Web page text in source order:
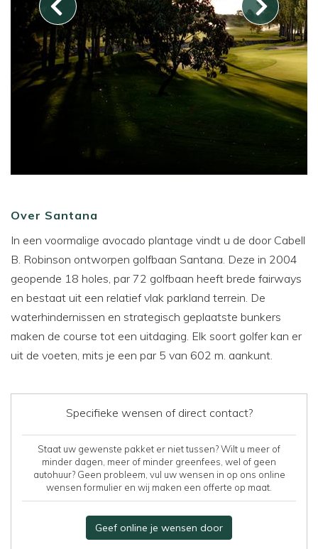
Over Santana
In een voormalige avocado plantage vindt u de door Cabell
B. Robinson ontworpen golfbaan Santana. Deze in 2004
geopende 18 holes, par 72 golfbaan heeft brede fairways
en bestaat uit een relatief vlak parkland terrein. De
waterhindernissen en strategisch geplaatste bunkers
maken de course tot een uitdaging. Elk soort golfer kan er
uit de voeten, mits je een par 5 van 602 m. aankunt.
Specifieke wensen of direct contact?
Staat uw gewenste pakket er niet tussen? Wilt u meer of
minder dagen, meer of minder greenfees, wel of geen
autohuur? Geen probleem, vul uw wensen in op ons online
wensen formulier en wij maken een offerte op maat.
Geef online je wensen door